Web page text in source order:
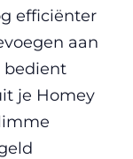
efficiënter
aan
bedient
je Homey